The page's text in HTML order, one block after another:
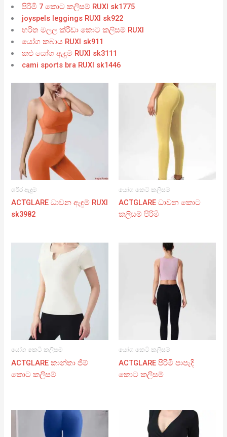
පිරිමි 7 කොට කලිසම් RUXI sk1775
joyspels leggings RUXI sk922
හරිත මලල ක්රීඩා කොට කලිසම් RUXI
යෝග කබාය RUXI sk911
කළු යෝග ඇඳුම RUXI sk3111
cami sports bra RUXI sk1446
ශරීර ඇඳුම්
ACTGLARE ධාවන ඇඳුම් RUXI
sk3982
යෝග කෙටි කලිසම්
ACTGLARE ධාවන කොට
කලිසම් පිරිමි
යෝග කෙටි කලිසම්
ACTGLARE කාන්තා ජිම්
කොට කලිසම්
යෝග කෙටි කලිසම්
ACTGLARE පිරිමි පාපැදි
කොට කලිසම්